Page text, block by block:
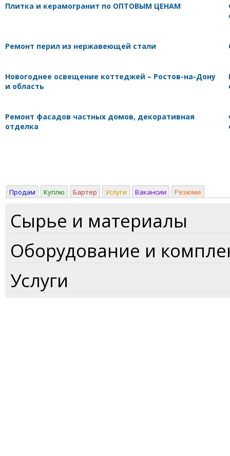
Плитка и керамогранит по ОПТОВЫМ ЦЕНАМ
Ремонт перил из нержавеющей стали
Новогоднее освещение коттеджей – Ростов-на-Дону
и область
Ремонт фасадов частных домов, декоративная
отделка
Продам Куплю Бартер Услуги Вакансии Резюме
Сырье и материалы
Оборудование и
Услуги